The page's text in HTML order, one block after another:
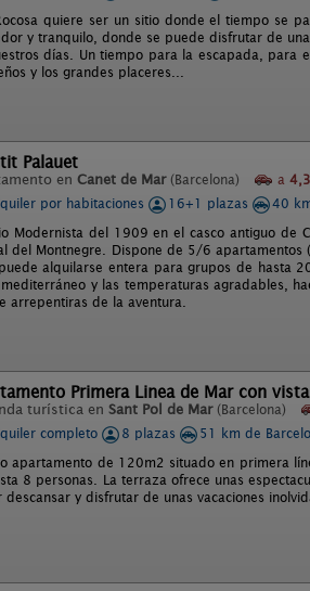
quiere ser un sitio donde el tiempo se
y tranquilo, donde se puede disfrutar de
días. Un tiempo para la escapada, para
y los grandes placeres...
Palauet
en Canet de Mar (Barcelona) a
por habitaciones
16+1 plazas
40
Modernista del 1909 en el casco antiguo de
del Montnegre. Dispone de 5/6 apartamentos
alquilarse entera para grupos de hasta
y las temperaturas agradables,
arrepentiras de la aventura.
Primera Linea de Mar con
turística en Sant Pol de Mar (Barcelona)
completo
8 plazas
51 km de
apartamento de 120m2 situado en primera
8 personas. La terraza ofrece unas
descansar y disfrutar de unas vacaciones